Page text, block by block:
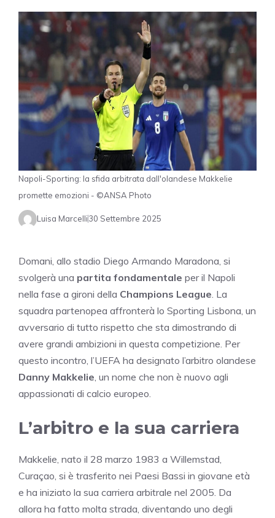
Napoli-Sporting: la sfida arbitrata dall'olandese Makkelie
promette emozioni - ©ANSA Photo
Luisa Marcelli30 Settembre 2025
Domani, allo stadio Diego Armando Maradona, si
svolgerà una partita fondamentale per il Napoli
nella fase a gironi della Champions League . La
squadra partenopea affronterà lo Sporting Lisbona, un
avversario di tutto rispetto che sta dimostrando di
avere grandi ambizioni in questa competizione. Per
questo incontro, l’UEFA ha designato l’arbitro olandese
Danny Makkelie , un nome che non è nuovo agli
appassionati di calcio europeo.
L’arbitro e la sua carriera
Makkelie, nato il 28 marzo 1983 a Willemstad,
Curaçao, si è trasferito nei Paesi Bassi in giovane età
e ha iniziato la sua carriera arbitrale nel 2005. Da
allora ha fatto molta strada, diventando uno degli